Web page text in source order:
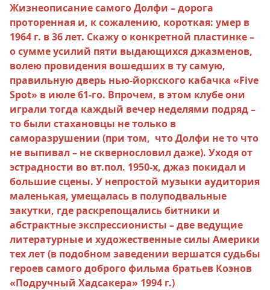
Жизнеописание самого Долфи – дорога
проторенная и, к сожалению, короткая: умер в
1964 г. в 36 лет. Cкажу о конкретной пластинке –
о сумме усилий пяти выдающихся джазменов,
волею провидения вошедших в ту самую,
правильную дверь нью-йоркского кабачка «Five
Spot» в июле 61-го. Впрочем, в этом клубе они
играли тогда каждый вечер неделями подряд –
то были стахановцы не только в
саморазрушении (при том, что Долфи не то что
не выпивал – не сквернословил даже). Уходя от
эстрадности во вт.пол. 1950-х, джаз покидал и
большие сцены. У непростой музыки аудитория
маленькая, умещалась в полуподвальные
закутки, где раскрепощались битники и
абстрактные экспрессионисты – две ведущие
литературные и художественные силы Америки
тех лет (в подобном заведении вершатся судьбы
героев самого доброго фильма братьев Коэнов
«Подручный Хадсакера» 1994 г.)